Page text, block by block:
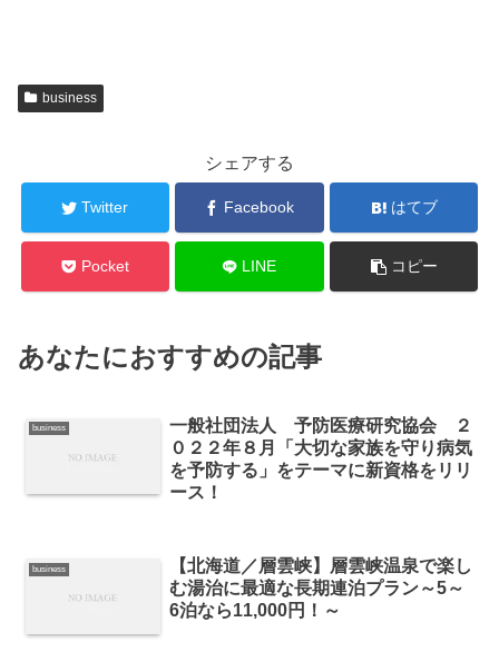
business
シェアする
Twitter Facebook はてブ
Pocket LINE コピー
あなたにおすすめの記事
business
一般社団法人 予防医療研究協会 ２
０２２年８月「大切な家族を守り病気
を予防する」をテーマに新資格をリリ
ース！
business
【北海道／層雲峡】層雲峡温泉で楽し
む湯治に最適な長期連泊プラン～5～
6泊なら11,000円！～